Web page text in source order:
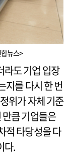
뉴스>
라도 기업 입장
지를 다시 한 번
위가 자체 기준
큼 기업들은
적 타당성을 다
다.